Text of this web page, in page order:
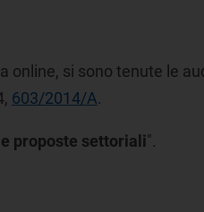
online, si sono tenute le
603/2014/A.
e proposte settoriali".